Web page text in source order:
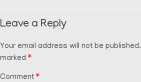
Leave a Reply
Your email address will not be published.
marked *
Comment *